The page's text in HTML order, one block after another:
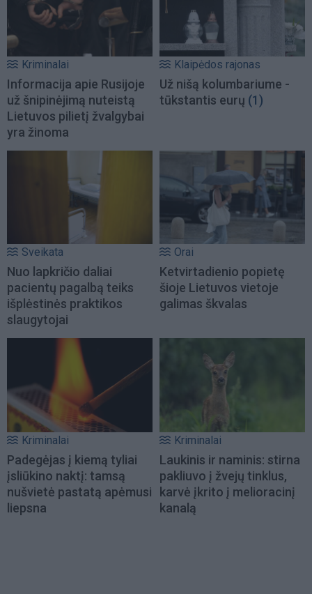
Kriminalai
Informacija apie Rusijoje
už šnipinėjimą nuteistą
Lietuvos pilietį žvalgybai
yra žinoma
Klaipėdos rajonas
Už nišą kolumbariume -
tūkstantis eurų (1)
Sveikata
Nuo lapkričio daliai
pacientų pagalbą teiks
išplėstinės praktikos
slaugytojai
Orai
Ketvirtadienio popietę
šioje Lietuvos vietoje
galimas škvalas
Kriminalai
Padegėjas į kiemą tyliai
įsliūkino naktį: tamsą
nušvietė pastatą apėmusi
liepsna
Kriminalai
Laukinis ir naminis: stirna
pakliuvo į žvejų tinklus,
karvė įkrito į melioracinį
kanalą